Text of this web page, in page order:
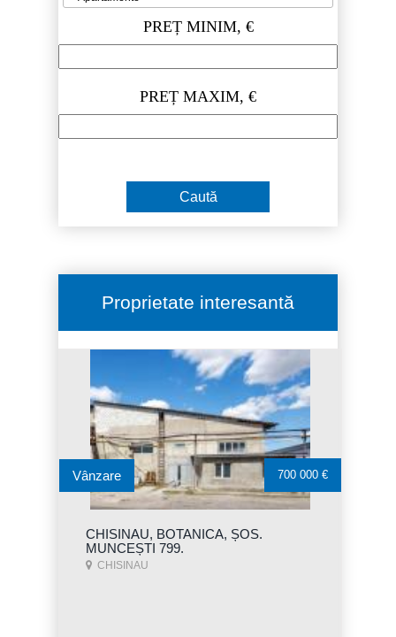
PREȚ MINIM, €
PREȚ MAXIM, €
Proprietate interesantă
CHISINAU, BOTANICA, ȘOS.
MUNCEȘTI 799.
CHISINAU
Vânzare 700 000 €